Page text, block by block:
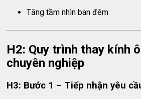
Tăng tầm nhìn ban đêm
H2: Quy trình thay kính
chuyên nghiệp
H3: Bước 1 – Tiếp nhận yêu